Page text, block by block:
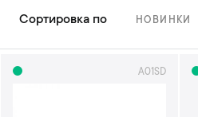
Сортировка по
A01SD